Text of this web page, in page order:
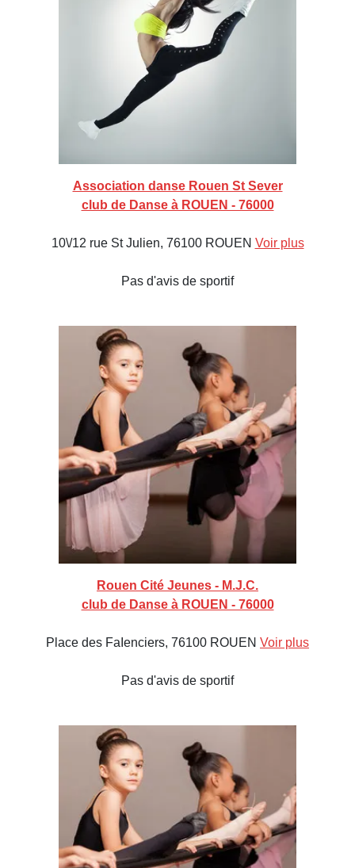
Association danse Rouen St Sever
club de Danse à ROUEN - 76000
10\/12 rue St Julien, 76100 ROUEN Voir plus
Pas d'avis de sportif
Rouen Cité Jeunes - M.J.C.
club de Danse à ROUEN - 76000
Place des FaIenciers, 76100 ROUEN Voir plus
Pas d'avis de sportif